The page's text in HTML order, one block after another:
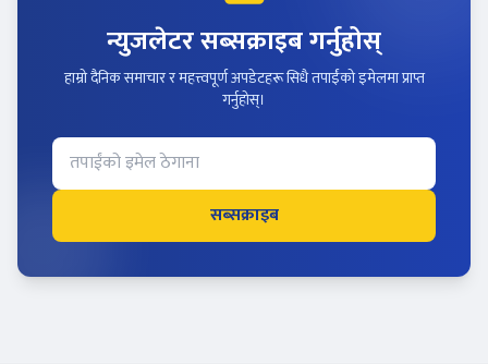
न्युजलेटर सब्सक्राइब गर्नुहोस्
हाम्रो दैनिक समाचार र महत्त्वपूर्ण अपडेटहरू सिधै तपाईंको इमेलमा प्राप्त
गर्नुहोस्।
सब्सक्राइब